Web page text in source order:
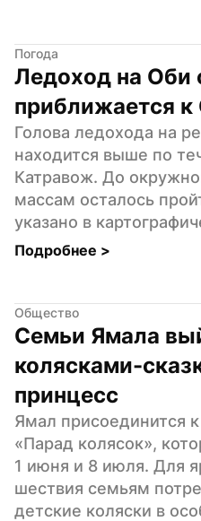
Погода
Ледоход на Оби
приближается к
Голова ледохода на
находится выше по
Катравож. До
массам осталось
указано в
Подробнее >
Общество
Семьи Ямала
колясками-
принцесс
Ямал присоединится
«Парад колясок»,
1 июня и 8 июля. Для
шествия семьям
детские коляски в